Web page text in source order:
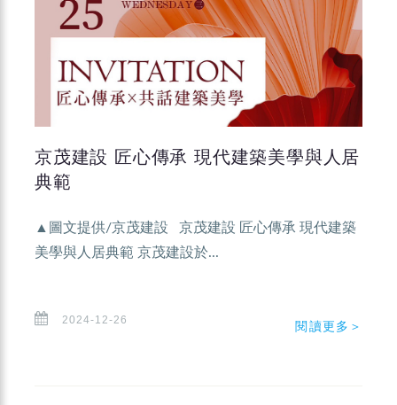
京茂建設 匠心傳承 現代建築美學與人居
典範
▲圖文提供/京茂建設 京茂建設 匠心傳承 現代建築
美學與人居典範 京茂建設於...
2024-12-26 閱讀更多＞